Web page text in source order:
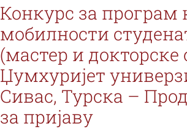
Универзитет
Факултети
Студије и студенти
Конкурс за програм
мобилности
(мастер и докторске
Џумхуријет
Сивас, Турска –
за пријаву